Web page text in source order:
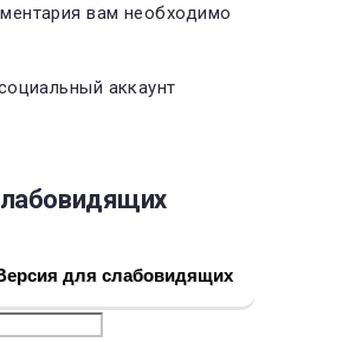
вам необходимо
аккаунт
для слабовидящих